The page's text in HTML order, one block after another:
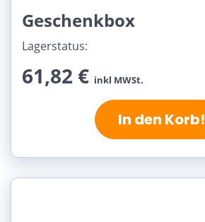
Geschenkbox
Lagerstatus:
61,82 € inkl MWSt.
In den Korb!